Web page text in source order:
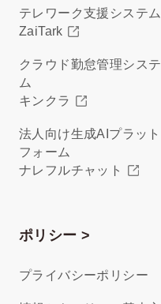
テレワーク支援システム
ZaiTark
クラウド勤怠管理システ
ム
キンクラ
法人向け生成AIプラット
フォーム
ナレフルチャット
ポリシー >
プライバシーポリシー